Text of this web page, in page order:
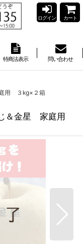
ログイン カート
特商法表示 問い合わせ
用 ３kg×２箱
じ＆金星 家庭用